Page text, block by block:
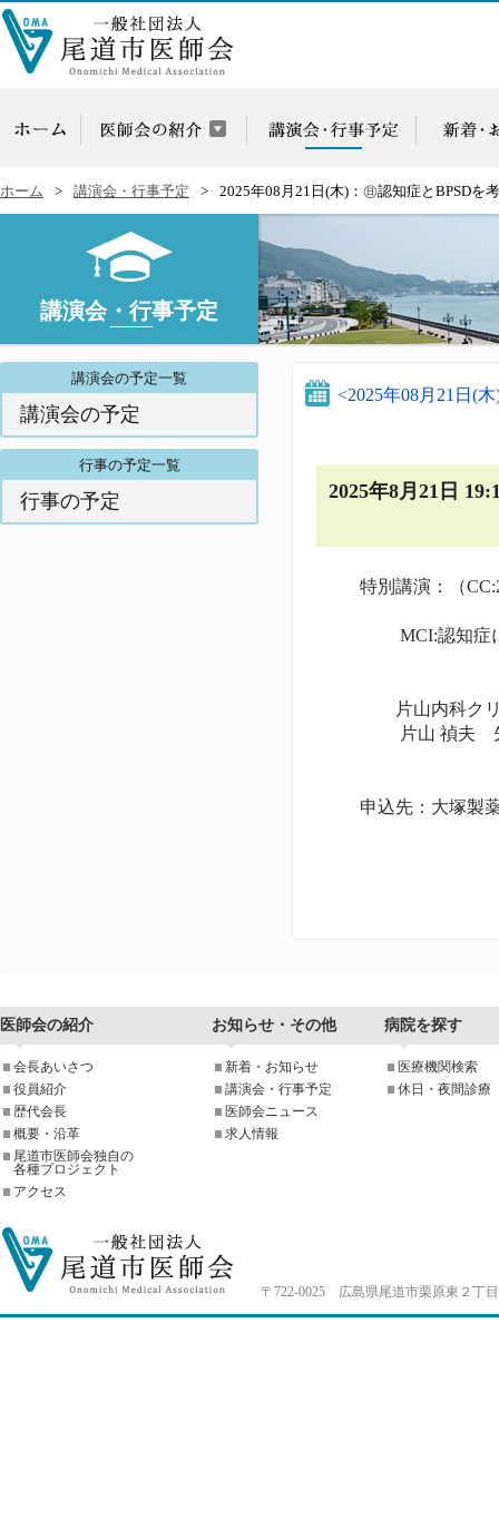
ホーム 講演会・行事予定 2025年08月21日(木)：㊐認知症とBPSDを
講演会・行事予定
<2025年08月21日(
2025年8月21日
特別講演：（
MCI:認知症に
片山内科クリ
片山 禎
申込先：大塚製
講演会の予定一覧
講演会の予定
行事の予定一覧
行事の予定
医師会の紹介 お知らせ・その他 病院を探す
会長あいさつ
役員紹介
歴代会長
概要・沿革
尾道市医師会独自の
各種プロジェクト
アクセス
新着・お知らせ
講演会・行事予定
医師会ニュース
求人情報
医療機関検索
休日・夜間診療
〒722-0025 広島県尾道市栗原東２丁